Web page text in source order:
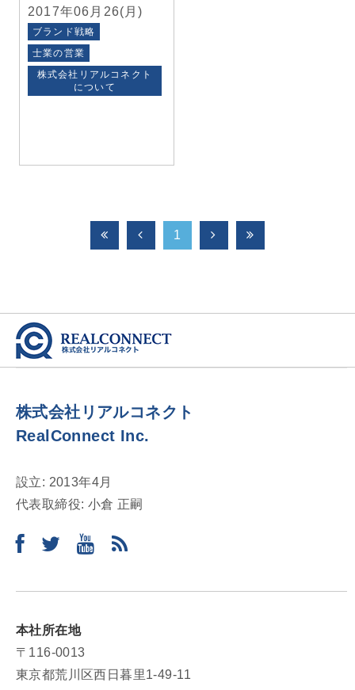
2017年06月26(月)
ブランド戦略
士業の営業
株式会社リアルコネクト
について
1
株式会社リアルコネクト
RealConnect Inc.
設立: 2013年4月
代表取締役: 小倉 正嗣
本社所在地
〒116-0013
東京都荒川区西日暮里1-49-11